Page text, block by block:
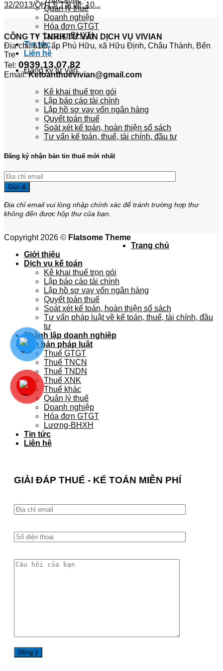
Quản lý thuế
Doanh nghiệp
Hóa đơn GTGT
Lương-BHXH
Tin tức
Liên hệ
Đăng ký tư vấn
32/2013/QH13: Tải về: 10...
CÔNG TY TNHH TƯ VẤN DỊCH VỤ VIVIAN
Địa chỉ: 61B, ấp Phú Hữu, xã Hữu Định, Châu Thành, Bến
Tre
Tel: 0939.13.07.82
Email:Ketoanthuevivian@gmail.com
Kê khai thuế trọn gói
Lập báo cáo tài chính
Lập hồ sơ vay vốn ngân hàng
Quyết toán thuế
Soát xét kế toán, hoàn thiện sổ sách
Tư vấn kế toán, thuế, tài chính, đầu tư
Đăng ký nhận bản tin thuế mới nhất
Địa chỉ email vui lòng nhập chính xác để tránh trường hợp thư
không đến được hộp thư của bạn.
Copyright 2026 © Flatsome Theme
Trang chủ
Giới thiệu
Dịch vụ kế toán
Kê khai thuế trọn gói
Lập báo cáo tài chính
Lập hồ sơ vay vốn ngân hàng
Quyết toán thuế
Soát xét kế toán, hoàn thiện sổ sách
Tư vấn pháp luật về kế toán, thuế, tài chính, đầu
tư
Thành lập doanh nghiệp
Văn bản pháp luật
Thuế GTGT
Thuế TNCN
Thuế TNDN
Thuế XNK
Thuế khác
Quản lý thuế
Doanh nghiệp
Hóa đơn GTGT
Lương-BHXH
Tin tức
Liên hệ
GIẢI ĐÁP THUẾ - KẾ TOÁN MIỄN PHÍ